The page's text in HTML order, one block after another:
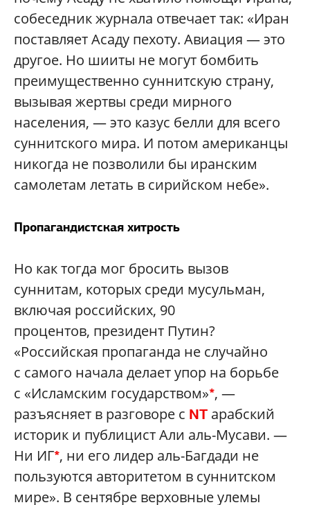
собеседник журнала отвечает так: «Иран
поставляет Асаду пехоту. Авиация — это
другое. Но шииты не могут бомбить
преимущественно суннитскую страну,
вызывая жертвы среди мирного
населения, — это казус белли для всего
суннитского мира. И потом американцы
никогда не позволили бы иранским
самолетам летать в сирийском небе».
Пропагандистская хитрость
Но как тогда мог бросить вызов
суннитам, которых среди мусульман,
включая российских, 90
процентов, президент Путин?
«Российская пропаганда не случайно
с самого начала делает упор на борьбе
с «Исламским государством»*, —
разъясняет в разговоре с NT арабский
историк и публицист Али аль-Мусави. —
Ни ИГ*, ни его лидер аль-Багдади не
пользуются авторитетом в суннитском
мире». В сентябре верховные улемы